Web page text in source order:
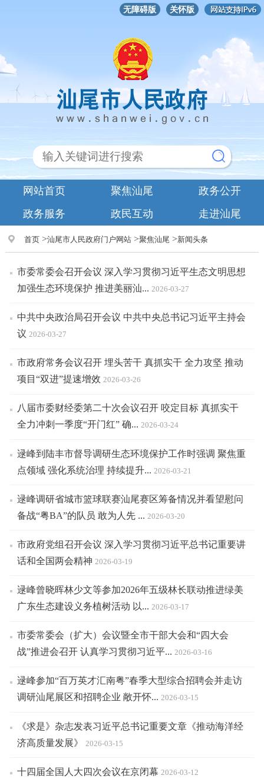
无障碍版 关怀版
网站首页 聚焦汕尾
政务公开
政务服务
政民互动 走进汕尾
首页>汕尾市人民政府门户网站>聚焦汕尾 >新闻头条
市委常委会召开会议 深入学习贯彻习近平生态文明思想
加强生态环境保护 推进美丽汕... 2026-03-27
中共中央政治局召开会议 中共中央总书记习近平主持会
议 2026-03-27
市政府常务会议召开 埋头苦干 真抓实干 全力攻坚 推动
项目“双进”提速增效 2026-03-26
八届市委财经委第二十次会议召开 咬定目标 真抓实干
全力冲刺一季度“开门红” 确... 2026-03-24
逯峰到陆丰市督导调研生态环境保护工作时强调 聚焦重
点领域 强化系统治理 持续提升... 2026-03-21
逯峰调研省城市篮球联赛汕尾赛区筹备情况并看望慰问
备战“粤BA”的队员 敢为人先 ... 2026-03-20
市政府党组召开会议 深入学习贯彻习近平总书记重要讲
话和全国两会精神 2026-03-19
逯峰曾晓晖林少文等参加2026年五级林长联动推进绿美
广东生态建设义务植树活动 以... 2026-03-17
市委常委会（扩大）会议暨全市干部大会和“四大会
战”推进会召开 认真学习贯彻习近平... 2026-03-16
逯峰参加“百万英才汇南粤”春季大型综合招聘会并走访
调研汕尾展区和招聘企业 敞开怀... 2026-03-15
《求是》杂志发表习近平总书记重要文章《推动海洋经
济高质量发展》
2026-03-15
十四届全国人大四次会议在京闭幕 2026-03-12